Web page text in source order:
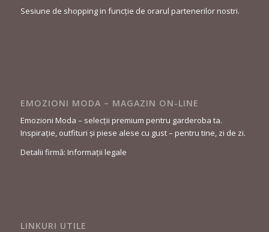
Sesiune de shopping in funcție de orarul partenerilor nostri.
EMOZIONI MODA – MAGAZIN ON-LINE
Emozioni Moda – selecții premium pentru garderoba ta.
Inspirație, outfituri și piese alese cu gust – pentru tine, zi de zi.
Detalii firmă: Informații legale
LINKURI UTILE